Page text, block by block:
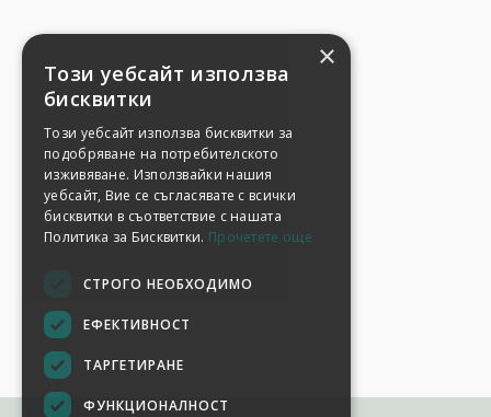
×
Този уебсайт използва
бисквитки
Този уебсайт използва бисквитки за
подобряване на потребителското
изживяване. Използвайки нашия
уебсайт, Вие се съгласявате с всички
бисквитки в съответствие с нашата
Политика за Бисквитки. Прочетете още
СТРОГО НЕОБХОДИМО
ЕФЕКТИВНОСТ
ТАРГЕТИРАНЕ
ФУНКЦИОНАЛНОСТ